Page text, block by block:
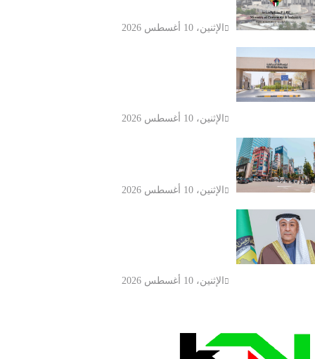
الإثنين، 10 أغسطس 2026
الإثنين، 10 أغسطس 2026
الإثنين، 10 أغسطس 2026
الإثنين، 10 أغسطس 2026